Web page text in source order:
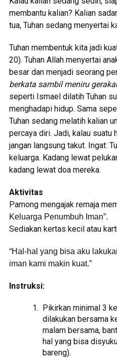
membantu kalian? Kalian
tua, Tuhan sedang menyertai
Tuhan membentuk kita jadi
20). Tuhan Allah menyertai
besar dan menjadi seorang
berkata sambil meniru
seperti Ismael dilatih Tuhan
menghadapi hidup. Sama
Tuhan sedang melatih kalian
percaya diri. Jadi, kalau suatu
jangan langsung takut. Ingat:
keluarga. Kadang lewat
kadang lewat doa mereka.
Aktivitas
Pamong mengajak remaja
Keluarga Penumbuh Iman”.
Sediakan kertas kecil atau
“Hal-hal yang bisa aku
iman kami makin kuat.”
Instruksi:
Pikirkan minimal 3
dilakukan bersama
malam bersama,
hal yang bisa
bareng).